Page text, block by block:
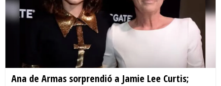
Ana de Armas sorprendió a Jamie Lee Curtis;